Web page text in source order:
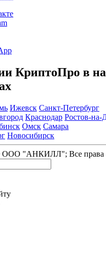
КриптоПро в
Ижевск Санкт-Петербург
Краснодар Ростов-на-
Омск Самара
Новосибирск
ООО "АНКИЛЛ"; Все права